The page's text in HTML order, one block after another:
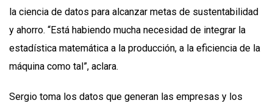
la ciencia de datos para alcanzar metas de sustentabilidad
y ahorro. “Está habiendo mucha necesidad de integrar la
estadística matemática a la producción, a la eficiencia de la
máquina como tal”, aclara.
Sergio toma los datos que generan las empresas y los